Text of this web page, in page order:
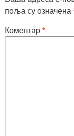
поља су означена
Коментар *